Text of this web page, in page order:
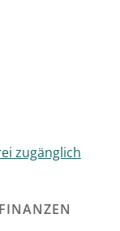
zugänglich